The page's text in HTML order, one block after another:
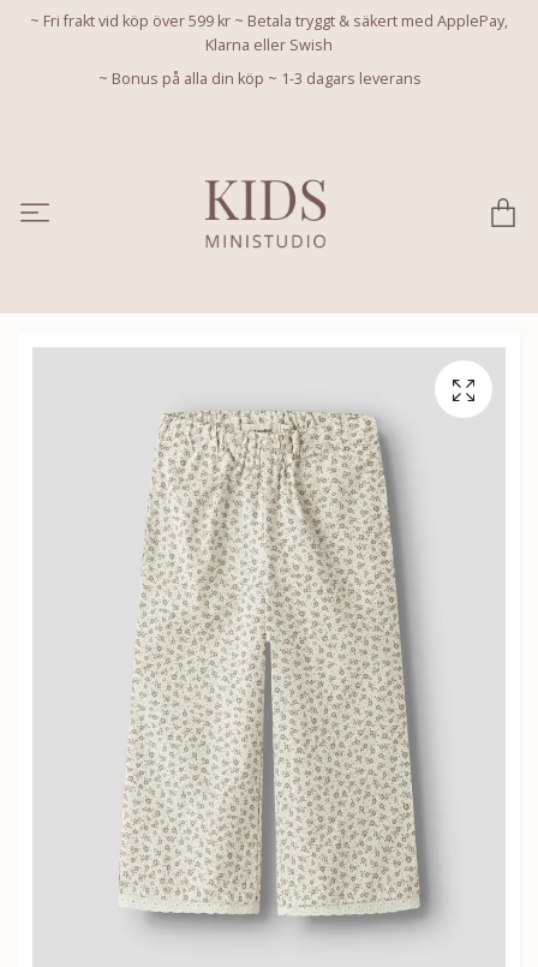
~ Fri frakt vid köp över 599 kr ~ Betala tryggt & säkert med ApplePay,
Klarna eller Swish
~ Bonus på alla din köp ~ 1-3 dagars leverans